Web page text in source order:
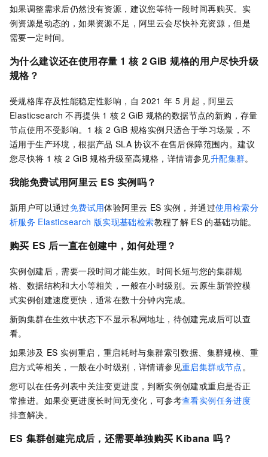
如果调整需求后仍然没有资源，建议您等待一段时间再购买。实
例资源是动态的，如果资源不足，阿里云会尽快补充资源，但是
需要一定时间。
为什么建议还在使用存量 1 核 2 GiB 规格的用户尽快升级
规格？
受规格库存及性能稳定性影响，自 2021 年 5 月起，阿里云
Elasticsearch 不再提供 1 核 2 GiB 规格的数据节点的新购，存量
节点使用不受影响。1 核 2 GiB 规格实例只适合于学习场景，不
适用于生产环境，根据产品 SLA 协议不在售后保障范围内。建议
您尽快将 1 核 2 GiB 规格升级至高规格，详情请参见升配集群。
我能免费试用阿里云 ES 实例吗？
新用户可以通过免费试用体验阿里云 ES 实例，并通过使用检索分
析服务 Elasticsearch 版实现基础检索教程了解 ES 的基础功能。
购买 ES 后一直在创建中，如何处理？
实例创建后，需要一段时间才能生效。时间长短与您的集群规
格、数据结构和大小等相关，一般在小时级别。云原生新管控模
式实例创建速度更快，通常在数十分钟内完成。
新购集群在生效中状态下不显示私网地址，待创建完成后可以查
看。
如果涉及 ES 实例重启，重启耗时与集群索引数据、集群规模、重
启方式等相关，一般在小时级别，详情请参见重启集群或节点 。
您可以在任务列表中关注变更进度，判断实例创建或重启是否正
常推进。如果变更进度长时间无变化，可参考查看实例任务进度
排查解决。
ES 集群创建完成后，还需要单独购买 Kibana 吗？